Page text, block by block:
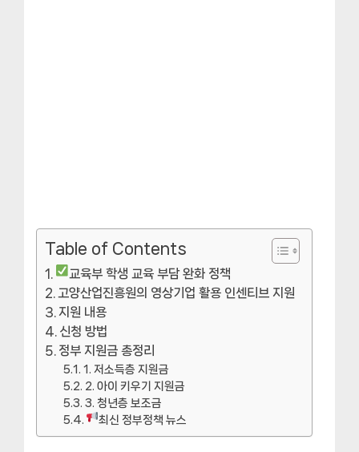
Table of Contents
교육부 학생 교육 부담 완화 정책
고양산업진흥원의 영상기업 활용 인센티브 지원
지원 내용
신청 방법
정부 지원금 총정리
1. 저소득층 지원금
2. 아이 키우기 지원금
3. 청년층 보조금
최신 정부정책 뉴스